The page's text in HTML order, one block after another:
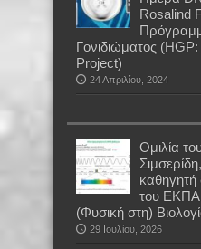
Rosalind
Γονιδιώματος
Project)
24 Απριλίου, 2024
Oμιλία
του ΕΚΠΑ
(Φυσική στη)
29 Ιουλίου, 2026